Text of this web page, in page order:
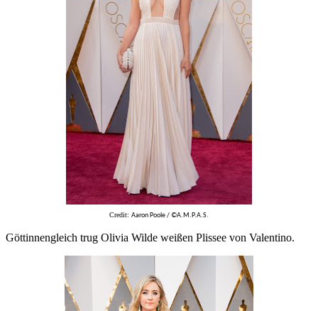
Credit: Aaron Poole / ©A.M.P.A.S.
Göttinnengleich trug Olivia Wilde weißen Plissee von Valentino.